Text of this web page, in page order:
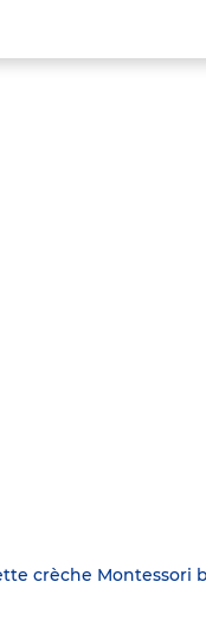
crèche Montessori